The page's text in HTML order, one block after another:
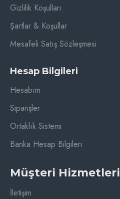
Gizlilik Koşulları
Şartlar & Koşullar
Mesafeli Satış Sözleşmesi
Hesap Bilgileri
Hesabım
Siparişler
Ortaklık Sistemi
Banka Hesap Bilgileri
Müşteri Hizmetleri
İletişim